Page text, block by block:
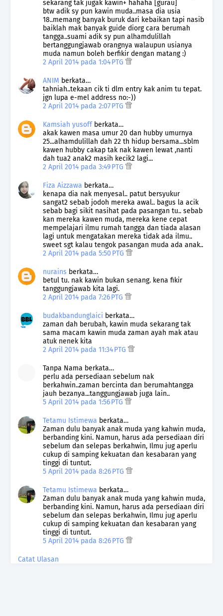
sekarang tak jugak kawin+ hahaha [gurau]
btw adik sy pun kawin muda..masa dia usia
18..memang banyak buruk dari kebaikan tapi nasib
baiklah mak banyak guide diorg cara berumah
tangga..suami adik sy pun alhamdulillah
bertanggungjawab orangnya walaupun usianya
muda namun boleh berfikir dengan matang :)
2 April 2014 pada 1:04 PTG
ANIM berkata…
tahniah..tekaan cik ti dlm entry kak anim tu tepat.
jgn lupa e-mel address no:-))
2 April 2014 pada 2:07 PTG
Kamsiah yusoffberkata…
akak kawen masa umur 20 dan hubby umurnya
25...alhamdulillah dah 22 th hidup bersama...sblm
kawen hubby cakap tak nak kawen lewat ,nanti
dah tua2 anak2 masih kecik2 lagi...
2 April 2014 pada 3:49 PTG
Fiza Aizzawa berkata…
kenapa dia nak menyesal.. patut bersyukur
sangat2 sebab jodoh mereka awal.. bagus la acik
sebab bagi sikit nasihat pada pasangan tu.. sebab
kan mereka kawen muda, mereka kene cepat
mempelajari ilmu rumah tangga dan tiada alasan
lagi untuk mengatakan mereka tidak ada ilmu..
sweet sgt kalau tengok pasangan muda ada anak..
2 April 2014 pada 5:50 PTG
nurains berkata…
betul tu. nak kawin bukan senang. kena fikir
tanggungjawab kita lagi.
2 April 2014 pada 7:26 PTG
budakbandunglaici berkata…
zaman dah berubah, kawin muda sekarang tak
sama macam kawin muda zaman ayah mak atau
atuk nenek kita
2 April 2014 pada 11:34 PTG
Tanpa Nama berkata…
perlu ada persediaan sebelum nak
berkahwin..zaman bercinta dan berumahtangga
jauh bezanya...tanggungjawab juga lain..
5 April 2014 pada 1:56 PTG
Tetamu Istimewa berkata…
Zaman dulu banyak anak muda yang kahwin muda,
berbanding kini. Namun, harus ada persediaan diri
sebelum dan selepas berkahwin, Ilmu jug aperlu
cukup di samping kekuatan dan kesabaran yang
tinggi di tuntut.
5 April 2014 pada 8:26 PTG
Tetamu Istimewa berkata…
Zaman dulu banyak anak muda yang kahwin muda,
berbanding kini. Namun, harus ada persediaan diri
sebelum dan selepas berkahwin, Ilmu jug aperlu
cukup di samping kekuatan dan kesabaran yang
tinggi di tuntut.
5 April 2014 pada 8:26 PTG
Catat Ulasan